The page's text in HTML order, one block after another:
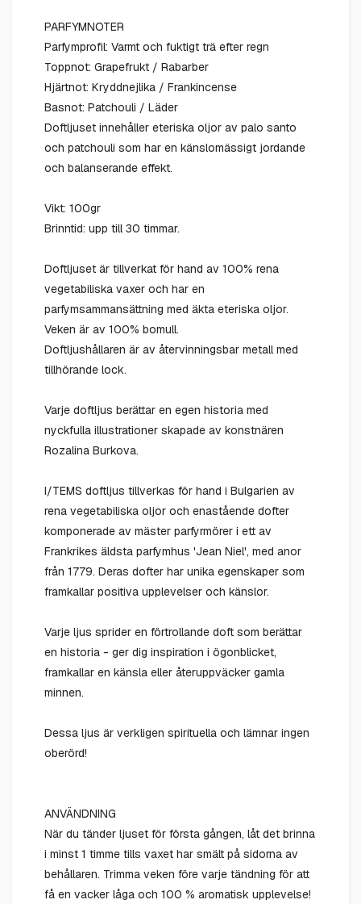
PARFYMNOTER
Parfymprofil: Varmt och fuktigt trä efter regn
Toppnot: Grapefrukt / Rabarber
Hjärtnot: Kryddnejlika / Frankincense
Basnot: Patchouli / Läder
Doftljuset innehåller eteriska oljor av palo santo
och patchouli som har en känslomässigt jordande
och balanserande effekt.
Vikt: 100gr
Brinntid: upp till 30 timmar.
Doftljuset är tillverkat för hand av 100% rena
vegetabiliska vaxer och har en
parfymsammansättning med äkta eteriska oljor.
Veken är av 100% bomull.
Doftljushållaren är av återvinningsbar metall med
tillhörande lock.
Varje doftljus berättar en egen historia med
nyckfulla illustrationer skapade av konstnären
Rozalina Burkova.
I/TEMS doftljus tillverkas för hand i Bulgarien av
rena vegetabiliska oljor och enastående dofter
komponerade av mäster parfyrmörer i ett av
Frankrikes äldsta parfymhus 'Jean Niel', med anor
från 1779. Deras dofter har unika egenskaper som
framkallar positiva upplevelser och känslor.
Varje ljus sprider en förtrollande doft som berättar
en historia - ger dig inspiration i ögonblicket,
framkallar en känsla eller återuppväcker gamla
minnen.
Dessa ljus är verkligen spirituella och lämnar ingen
oberörd!
ANVÄNDNING
När du tänder ljuset för första gången, låt det brinna
i minst 1 timme tills vaxet har smält på sidorna av
behållaren. Trimma veken före varje tändning för att
få en vacker låga och 100 % aromatisk upplevelse!